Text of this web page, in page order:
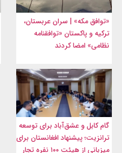
«توافق مکه» | سران عربستان،
ترکیه و پاکستان «توافقنامه
نظامی» امضا کردند
گام کابل و عشق‌آباد برای توسعه
ترانزیت؛ پیشنهاد افغانستان برای
میزبانی از هیئت ۱۰۰ نفره تجار